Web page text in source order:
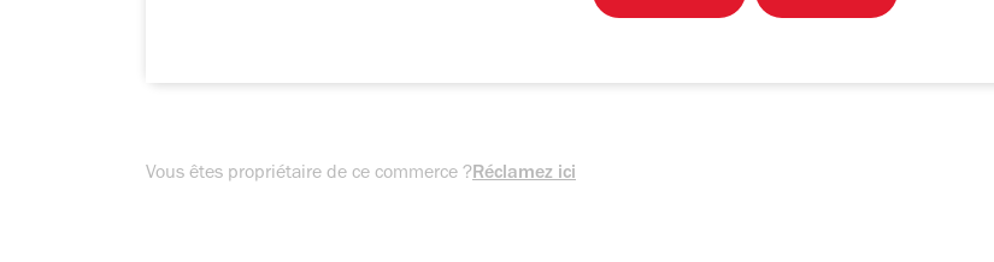
Vous êtes propriétaire de ce commerce ?Réclamez ici